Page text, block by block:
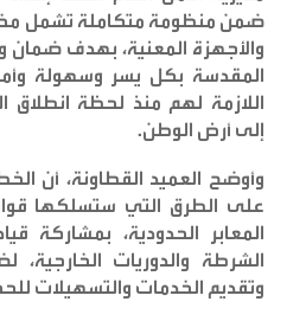
ضمن منظومة متكاملة تشمل
والأجهزة المعنية، بهدف ضمان
المقدسة بكل يسر وسهولة
اللازمة لهم منذ لحظة
إلى أرض الوطن.
وأوضح العميد القطاونة، أن
على الطرق التي ستسلكها
المعابر الحدودية، بمشاركة
الشرطة والدوريات الخارجية،
وتقديم الخدمات والتسهيلات